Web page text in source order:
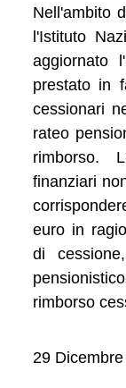
Nell'ambito
l'Istituto
aggiornato
prestato in
cessionari
rateo
rimborso.
finanziari
euro in
di
rimborso
29 Dicembre